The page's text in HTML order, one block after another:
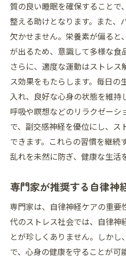
人間関係が自律神経
自律神経に優しいラ
ストレスを軽減する
日々の習慣で自律神
健康維持に欠かせない自
自律神経の重要性を
日常生活での自律神
自律神経を整えた生
今後の自律神経管理
自律神経ケアの持続
質の良い睡眠を確保することで
整える助けとなります。また、
欠かせません。栄養素が偏ると
が出るため、意識して多様な食
さらに、適度な運動はストレス
ス効果をもたらします。毎日の
入れ、良好な心身の状態を維持
呼吸や瞑想などのリラクゼーシ
で、副交感神経を優位にし、ス
できます。これらの習慣を継続
乱れを未然に防ぎ、健康な生活
専門家が推奨する自律神
専門家は、自律神経ケアの重要
代のストレス社会では、自律神
とが珍しくありません。しかし
で、心身の健康を守ることが可